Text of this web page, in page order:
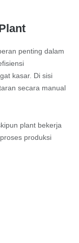
penting dalam
kasar. Di sisi
secara manual
plant bekerja
produksi